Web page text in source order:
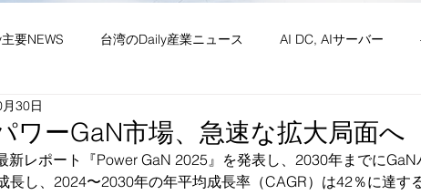
要NEWS 台湾のDaily産業ニュース AI DC, AIサーバー
ーク
社会文化・イベント等 竹竹苗縣市 台湾生活（投稿）
ーGaN市場、急速な拡大局面へ
30日
新レポート『Power GaN 2025』を発表し、2030年までに
長し、2024〜2030年の年平均成長率（CAGR）は42％に達す